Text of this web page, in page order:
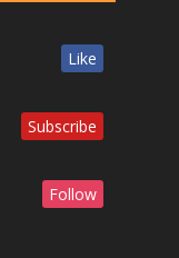
Like
Subscribe
Follow